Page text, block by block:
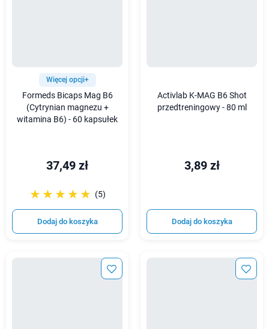
Więcej opcji+
Formeds Bicaps Mag B6
(Cytrynian magnezu +
witamina B6) - 60 kapsułek
37,49 zł
☆☆☆☆☆
★★★★★ (5)
Dodaj do koszyka
Activlab K-MAG B6 Shot
przedtreningowy - 80 ml
3,89 zł
Dodaj do koszyka